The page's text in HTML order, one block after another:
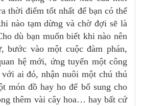
thời điểm tốt nhất để bạn có thể
nào tạm dừng và chờ đợi sẽ là
dù bạn muốn biết khi nào nên
bước vào một cuộc đàm phán,
hệ mới, ứng tuyển một công
ai đó, nhận nuôi một chú thú
món đồ hay ho để bổ sung cho
thêm vài cây hoa… hay bất cứ